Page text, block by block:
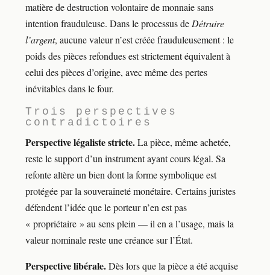
matière de destruction volontaire de monnaie sans
intention frauduleuse. Dans le processus de Détruire
l’argent, aucune valeur n’est créée frauduleusement : le
poids des pièces refondues est strictement équivalent à
celui des pièces d’origine, avec même des pertes
inévitables dans le four.
Trois perspectives
contradictoires
Perspective légaliste stricte.La pièce, même achetée,
reste le support d’un instrument ayant cours légal. Sa
refonte altère un bien dont la forme symbolique est
protégée par la souveraineté monétaire. Certains juristes
défendent l’idée que le porteur n’en est pas
« propriétaire » au sens plein — il en a l’usage, mais la
valeur nominale reste une créance sur l’État.
Perspective libérale.Dès lors que la pièce a été acquise